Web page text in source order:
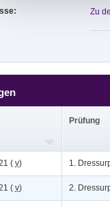
Zu
Prüfung
( v) 1.
( v) 2.